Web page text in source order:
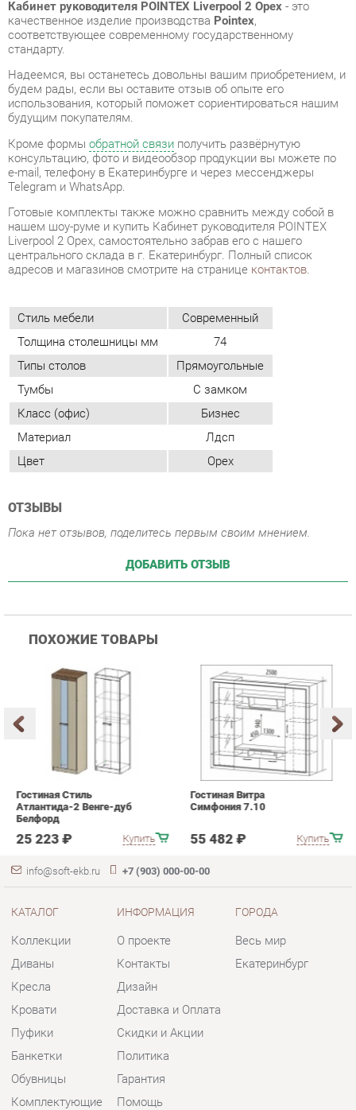
будем рады, если вы оставите отзыв об опыте его
использования, который поможет сориентироваться нашим
будущим покупателям.
Кроме формы получить развёрнутую
консультацию, фото и видеообзор продукции вы можете по
e-mail, телефону в Екатеринбурге и через мессенджеры
Telegram и WhatsApp.
нашем шоу-руме и купить Кабинет руководителя POINTEX
Liverpool 2 Орех, самостоятельно забрав его с нашего
центрального склада в г. Екатеринбург. Полный список
адресов и магазинов смотрите на странице
Стиль мебели
Современный
Толщина столешницы мм
74
Тумбы
С замком
Класс (офис)
Бизнес
Материал
Лдсп
Цвет
Орех
ОТЗЫВЫ
Пока нет отзывов, поделитесь первым своим мнением.
ДОБАВИТЬ ОТЗЫВ
Купить
Атлантида-2 Венге-дуб
Белфорд
25 223 ₽ Купить
Гостиная Витра
Симфония 7.10
55 482 ₽
info@soft-ekb.ru +7 (903) 000-00-00
КАТАЛОГ
Коллекции
Кресла
Банкетки
Обувницы
Комплектующие
ИНФОРМАЦИЯ
О проекте
Дизайн
Скидки и Акции
Политика
Гарантия
Помощь
ГОРОДА
Весь мир
КОНТАКТЫ
Шоурум и склад самовывоза
Адрес: г. Екатеринбург, пер.
Базовый, 47